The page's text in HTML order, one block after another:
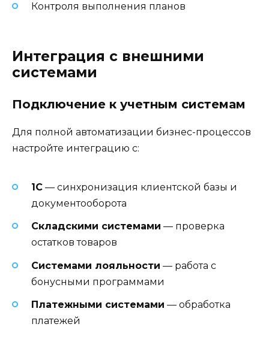
Контроля выполнения планов
Интеграция с внешними
системами
Подключение к учетным системам
Для полной автоматизации бизнес-процессов
настройте интеграцию с:
1С — синхронизация клиентской базы и
документооборота
Складскими системами — проверка
остатков товаров
Системами лояльности — работа с
бонусными программами
Платежными системами — обработка
платежей